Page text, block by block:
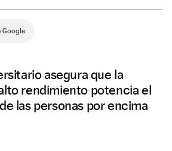
Google
asegura que la
rendimiento potencia el
las personas por encima